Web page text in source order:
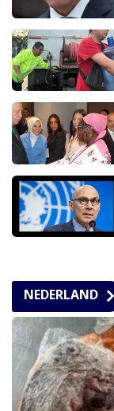
NEDERLAND